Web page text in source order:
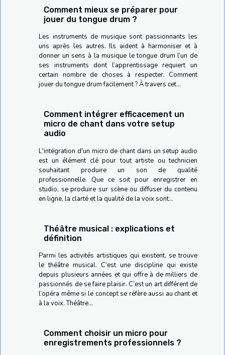
Comment mieux se préparer pour
jouer du tongue drum ?
Les instruments de musique sont passionnants les
uns après les autres. Ils aident à harmoniser et à
donner un sens à la musique le tongue drum l’un de
ses instruments dont l’apprentissage requiert un
certain nombre de choses à respecter. Comment
jouer du tongue drum facilement ? À travers cet...
Comment intégrer efficacement un
micro de chant dans votre setup
audio
L'intégration d'un micro de chant dans un setup audio
est un élément clé pour tout artiste ou technicien
souhaitant produire un son de qualité
professionnelle. Que ce soit pour enregistrer en
studio, se produire sur scène ou diffuser du contenu
en ligne, la clarté et la qualité de la voix sont...
Théâtre musical : explications et
définition
Parmi les activités artistiques qui existent, se trouve
le théâtre musical. C’est une discipline qui existe
depuis plusieurs années et qui offre à de milliers de
passionnés de se faire plaisir. C’est un art différent de
l’opéra même si le concept se réfère aussi au chant et
à la voix. Théâtre...
Comment choisir un micro pour
enregistrements professionnels ?